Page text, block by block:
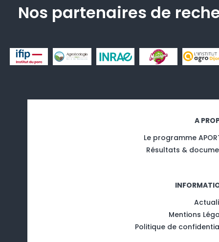
Nos partenaires de
A
Le programme
Résultats &
Mentions
Politique de